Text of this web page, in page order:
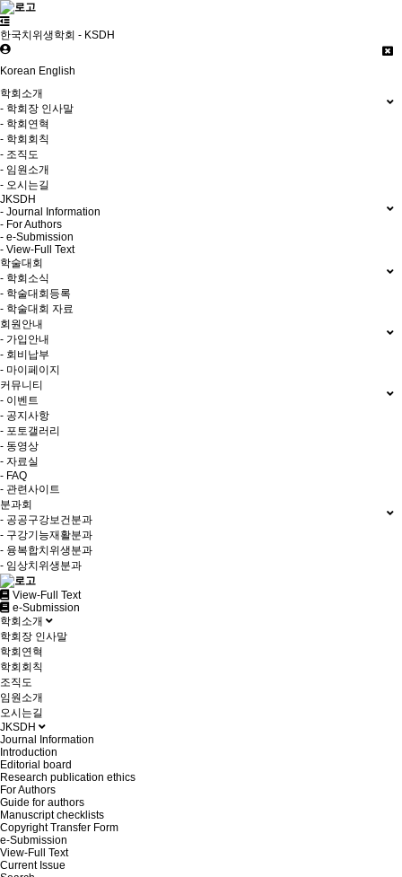
한국치위생학회 - KSDH
Korean English
학회소개
- 학회장 인사말
- 학회연혁
- 학회회칙
- 조직도
- 임원소개
- 오시는길
JKSDH
- Journal Information
- For Authors
- e-Submission
- View-Full Text
학술대회
- 학회소식
- 학술대회등록
- 학술대회 자료
회원안내
- 가입안내
- 회비납부
- 마이페이지
커뮤니티
- 이벤트
- 공지사항
- 포토갤러리
- 동영상
- 자료실
- FAQ
- 관련사이트
분과회
- 공공구강보건분과
- 구강기능재활분과
- 융복합치위생분과
- 임상치위생분과
View-Full Text
e-Submission
학회소개
학회장 인사말
학회연혁
학회회칙
조직도
임원소개
오시는길
JKSDH
Journal Information
Introduction
Editorial board
Research publication ethics
For Authors
Guide for authors
Manuscript checklists
Copyright Transfer Form
e-Submission
View-Full Text
Current Issue